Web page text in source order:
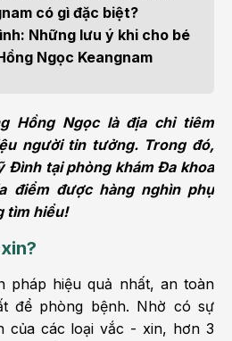
có gì đặc biệt?
Những lưu ý khi cho bé
Ngọc Keangnam
Hồng Ngọc là địa chỉ tiêm
người tin tưởng. Trong đó,
Đình tại phòng khám Đa khoa
điểm được hàng nghìn phụ
tìm hiểu!
pháp hiệu quả nhất, an toàn
để phòng bệnh. Nhờ có sự
của các loại vắc - xin, hơn 3